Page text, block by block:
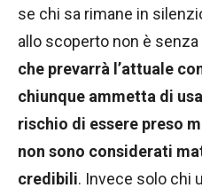
se chi sa rimane in
allo scoperto non è
che prevarrà l’attuale
chiunque ammetta di
rischio di essere preso
non sono considerati
credibili. Invece solo chi